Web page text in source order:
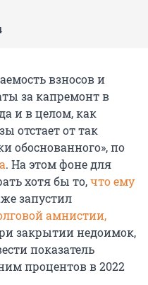
взносов и
за капремонт в
и в целом, как
отстает от так
обоснованного», по
. На этом фоне для
хотя бы то,что ему
запустил
амнистии,
закрытии недоимок,
показатель
процентов в 2022